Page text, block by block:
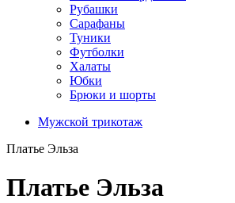
Рубашки
Сарафаны
Туники
Футболки
Халаты
Юбки
Брюки и шорты
Мужской трикотаж
Платье Эльза
Платье Эльза